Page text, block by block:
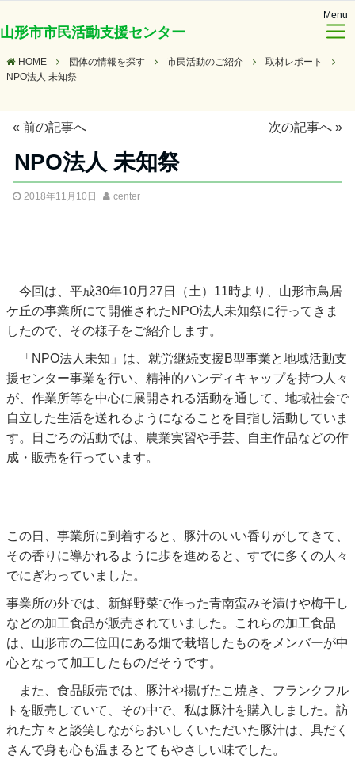
山形市市民活動支援センター
Menu
HOME 団体の情報を探す 市民活動のご紹介
取材レポート
NPO法人 未知祭
« 前の記事へ 次の記事へ »
NPO法人 未知祭
2018年11月10日 center
今回は、平成30年10月27日（土）11時より、山形市鳥居
ケ丘の事業所にて開催されたNPO法人未知祭に行ってきま
したので、その様子をご紹介します。
「NPO法人未知」は、就労継続支援B型事業と地域活動支
援センター事業を行い、精神的ハンディキャップを持つ人々
が、作業所等を中心に展開される活動を通して、地域社会で
自立した生活を送れるようになることを目指し活動していま
す。日ごろの活動では、農業実習や手芸、自主作品などの作
成・販売を行っています。
この日、事業所に到着すると、豚汁のいい香りがしてきて、
その香りに導かれるように歩を進めると、すでに多くの人々
でにぎわっていました。
事業所の外では、新鮮野菜で作った青南蛮みそ漬けや梅干し
などの加工食品が販売されていました。これらの加工食品
は、山形市の二位田にある畑で栽培したものをメンバーが中
心となって加工したものだそうです。
また、食品販売では、豚汁や揚げたこ焼き、フランクフル
トを販売していて、その中で、私は豚汁を購入しました。訪
れた方々と談笑しながらおいしくいただいた豚汁は、具だく
さんで身も心も温まるとてもやさしい味でした。